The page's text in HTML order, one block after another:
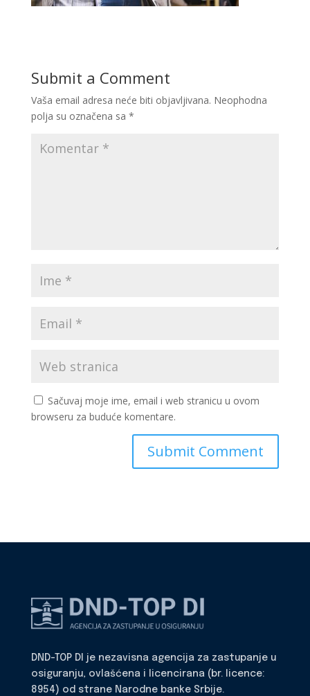
Submit a Comment
Vaša email adresa neće biti objavljivana. Neophodna
polja su označena sa *
Sačuvaj moje ime, email i web stranicu u ovom
browseru za buduće komentare.
DND-TOP DI je nezavisna agencija za zastupanje u
osiguranju, ovlašćena i licencirana (br. licence:
8954) od strane Narodne banke Srbije.